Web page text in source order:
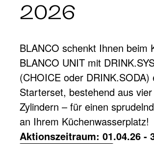
2026
BLANCO schenkt Ihnen beim
BLANCO UNIT mit
(CHOICE oder DRINK.SODA)
Starterset, bestehend aus
Zylindern – für einen
an Ihrem Küchenwasserplatz!
Aktionszeitraum: 01.04.26 -